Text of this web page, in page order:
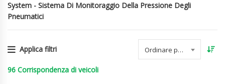
System - Sistema Di Monitoraggio Della Pressione Degli
Pneumatici
Applica filtri Ordinare per data
96 Corrispondenza di veicoli